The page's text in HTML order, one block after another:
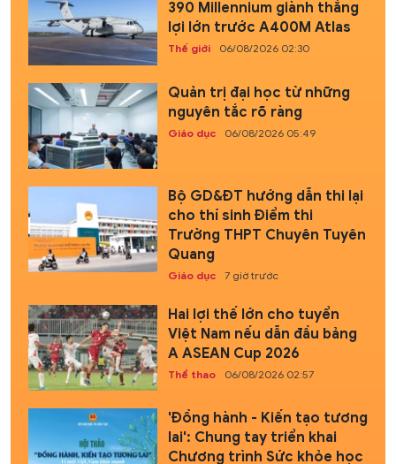
390 Millennium giành thắng
lợi lớn trước A400M Atlas
Thế giới 06/08/2026 02:30
Quản trị đại học từ những
nguyên tắc rõ ràng
Giáo dục 06/08/2026 05:49
Bộ GD&ĐT hướng dẫn thi lại
cho thí sinh Điểm thi
Trường THPT Chuyên Tuyên
Quang
Giáo dục 7 giờ trước
Hai lợi thế lớn cho tuyển
Việt Nam nếu dẫn đầu bảng
A ASEAN Cup 2026
Thể thao 06/08/2026 02:57
'Đồng hành - Kiến tạo tương
lai': Chung tay triển khai
Chương trình Sức khỏe học